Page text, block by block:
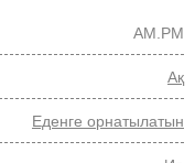
AM.PM
Ақ
Еденге орнатылатын